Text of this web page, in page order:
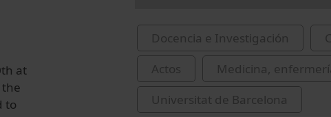
at
to
Docencia e Investigación
Actos
Medicina,
Universitat de Barcelona